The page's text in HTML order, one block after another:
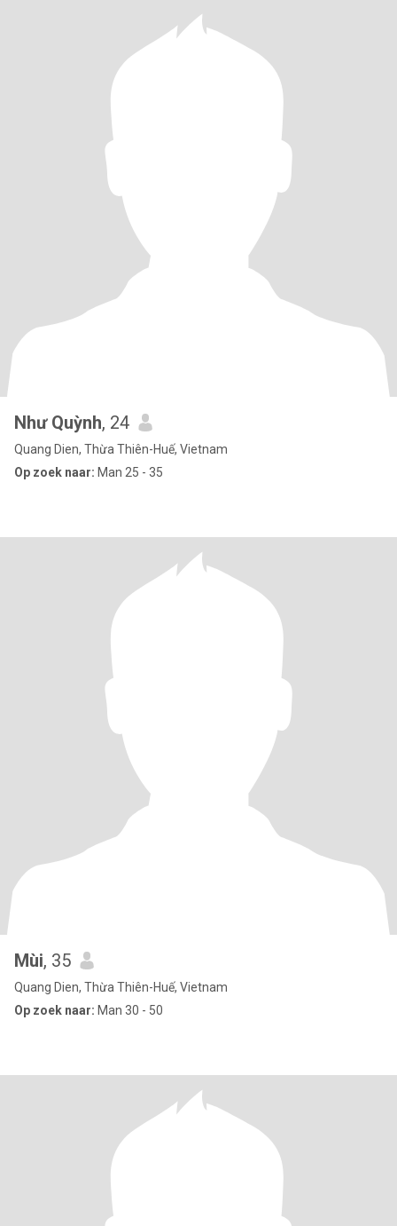
Như Quỳnh, 24
Quang Dien, Thừa Thiên-Huế, Vietnam
Op zoek naar: Man 25 - 35
Mùi, 35
Quang Dien, Thừa Thiên-Huế, Vietnam
Op zoek naar: Man 30 - 50